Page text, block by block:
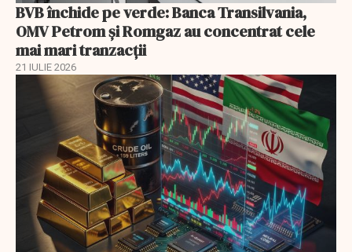
BVB închide pe verde: Banca Transilvania,
OMV Petrom și Romgaz au concentrat cele
mai mari tranzacții
21 IULIE 2026